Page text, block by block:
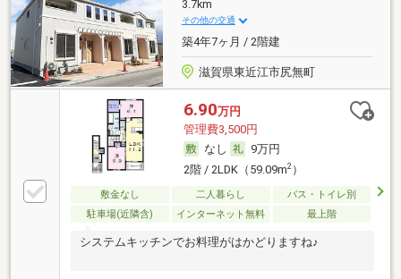
3.7km
その他の交通
築4年7ヶ月 / 2階建
滋賀県東近江市尻無町
6.90万円
管理費3,500円
なし
9万円
2階 / 2LDK（59.09m2）
敷金なし 二人暮らし
バス・トイレ別
駐車場(近隣含)
インターネット無料 最上階
システムキッチンでお料理がはかどりますね♪